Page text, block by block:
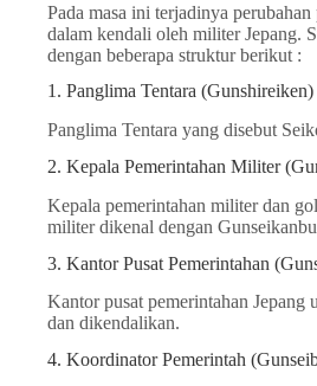
Pada masa ini terjadinya
dalam kendali oleh militer Jepang.
dengan beberapa struktur berikut :
1. Panglima Tentara (Gunshireiken)
Panglima Tentara yang disebut
2. Kepala Pemerintahan Militer
Kepala pemerintahan militer dan
militer dikenal dengan Gunseikanbu
3. Kantor Pusat Pemerintahan
Kantor pusat pemerintahan Jepang
dan dikendalikan.
4. Koordinator Pemerintah